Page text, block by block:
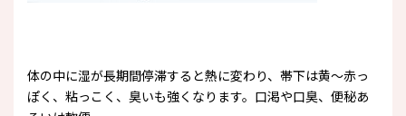
体の中に湿が長期間停滞すると熱に変わり、帯下は黄～赤っ
ぽく、粘っこく、臭いも強くなります。口渇や口臭、便秘あ